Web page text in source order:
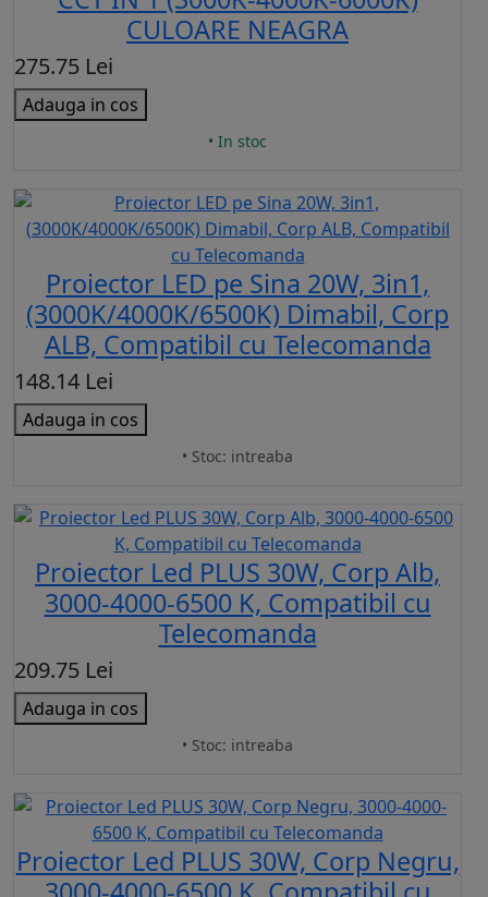
CULOARE NEAGRA
275.75 Lei
Adauga in cos
• In stoc
Proiector LED pe Sina 20W, 3in1,
(3000K/4000K/6500K) Dimabil, Corp
ALB, Compatibil cu Telecomanda
148.14 Lei
Adauga in cos
• Stoc: intreaba
Proiector Led PLUS 30W, Corp Alb,
3000-4000-6500 K, Compatibil cu
Telecomanda
209.75 Lei
Adauga in cos
• Stoc: intreaba
Proiector Led PLUS 30W, Corp Negru,